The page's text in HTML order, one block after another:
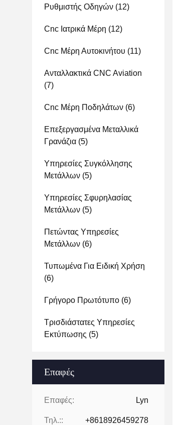
Ρυθμιστής Οδηγών (12)
Cnc Ιατρικά Μέρη (12)
Cnc Μέρη Αυτοκινήτου (11)
Ανταλλακτικά CNC Aviation
(7)
Cnc Μέρη Ποδηλάτων (6)
Επεξεργασμένα Μεταλλικά
Γρανάζια (5)
Υπηρεσίες Συγκόλλησης
Μετάλλων (5)
Υπηρεσίες Σφυρηλασίας
Μετάλλων (5)
Πετώντας Υπηρεσίες
Μετάλλων (6)
Τυπωμένα Για Ειδική Χρήση
(6)
Γρήγορο Πρωτότυπο (6)
Τρισδιάστατες Υπηρεσίες
Εκτύπωσης (5)
Επαφές
Επαφές: Lyn
Τηλ.:: +8618926459278